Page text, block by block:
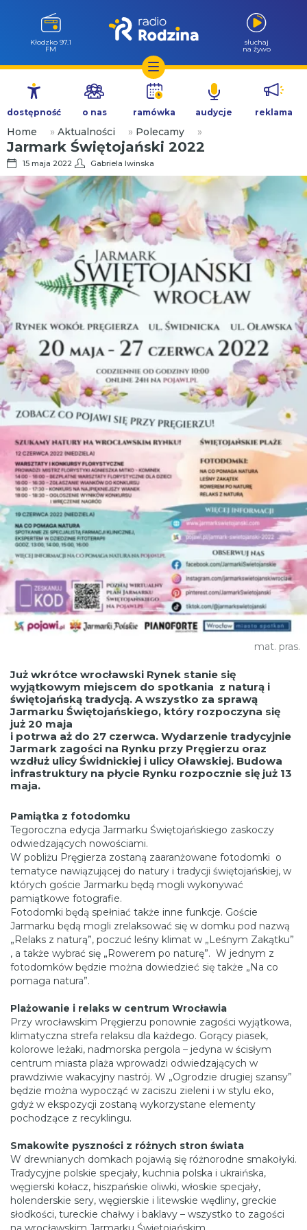
Przejdź
treści
Kłodzko 97.1
FM
słuchaj
na żywo
dostępność o nas ramówka audycje reklama
Home » Aktualności » Polecamy »
Jarmark Świętojański 2022
15 maja 2022 Gabriela Iwinska
mat. pras.
Już wkrótce wrocławski Rynek stanie się
wyjątkowym miejscem do spotkania z naturą i
świętojańską tradycją. A wszystko za sprawą
Jarmarku Świętojańskiego, który rozpoczyna się
już 20 maja
i potrwa aż do 27 czerwca. Wydarzenie tradycyjnie
Jarmark zagości na Rynku przy Pręgierzu oraz
wzdłuż ulicy Świdnickiej i ulicy Oławskiej. Budowa
infrastruktury na płycie Rynku rozpocznie się już 13
maja.
Pamiątka z fotodomku
Tegoroczna edycja Jarmarku Świętojańskiego zaskoczy
odwiedzających nowościami.
W pobliżu Pręgierza zostaną zaaranżowane fotodomki o
tematyce nawiązującej do natury i tradycji świętojańskiej, w
których goście Jarmarku będą mogli wykonywać
pamiątkowe fotografie.
Fotodomki będą spełniać także inne funkcje. Goście
Jarmarku będą mogli zrelaksować się w domku pod nazwą
„Relaks z naturą”, poczuć leśny klimat w „Leśnym Zakątku”
, a także wybrać się „Rowerem po naturę”. W jednym z
fotodomków będzie można dowiedzieć się także „Na co
pomaga natura”.
Plażowanie i relaks w centrum Wrocławia
Przy wrocławskim Pręgierzu ponownie zagości wyjątkowa,
klimatyczna strefa relaksu dla każdego. Gorący piasek,
kolorowe leżaki, nadmorska pergola – jedyna w ścisłym
centrum miasta plaża wprowadzi odwiedzających w
prawdziwie wakacyjny nastrój. W „Ogrodzie drugiej szansy”
będzie można wypocząć w zaciszu zieleni i w stylu eko,
gdyż w ekspozycji zostaną wykorzystane elementy
pochodzące z recyklingu.
Smakowite pyszności z różnych stron świata
W drewnianych domkach pojawią się różnorodne smakołyki.
Tradycyjne polskie specjały, kuchnia polska i ukraińska,
węgierski kołacz, hiszpańskie oliwki, włoskie specjały,
holenderskie sery, węgierskie i litewskie wędliny, greckie
słodkości, tureckie chałwy i baklavy – wszystko to zagości